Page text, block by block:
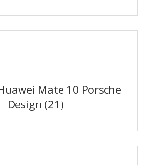
Mate 10 Porsche
Design (21)